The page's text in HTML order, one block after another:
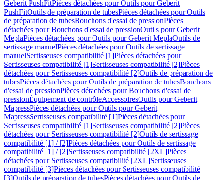
Geberit PushFitPièces détachées pour Outils pour Geberit
PushFitOutils de préparation de tubesPièces détachées pour Outils
de préparation de tubesBouchons d'essai de pressionPièces
détachées pour Bouchons d'essai de pressionOutils pour Geberit
MeplaPièces détachées pour Outils pour Geberit MeplaOutils de
sertissage manuelPièces détachées pour Outils de sertissage
manuelSertisseuses compatibilité [1]Pièces détachées pour
Sertisseuses compatibilité [1]Sertisseuses compatibilité [2]Pièces
détachées pour Sertisseuses compatibilité [2]Outils de préparation de
tubesPièces détachées pour Outils de préparation de tubesBouchons
d'essai de pressionPièces détachées pour Bouchons d'essai de
pressionÉquipement de contrôleAccessoiresOutils pour Geberit
MapressPièces détachées pour Outils pour Geberit
MapressSertisseuses compatibilité [1]Pièces détachées pour
Sertisseuses compatibilité [1]Sertisseuses compatibilité [2]Pièces
détachées pour Sertisseuses compatibilité [2]Outils de sertissage
compatibilité [1] / [2]Pièces détachées pour Outils de sertissage
compatibilité [1] / [2]Sertisseuses compatibilité [2XL]Pièces
détachées pour Sertisseuses compatibilité [2XL]Sertisseuses
compatibilité [3]Pièces détachées pour Sertisseuses compatibilité
[3]Outils de préparation de tubesPièces détachées pour Outils de